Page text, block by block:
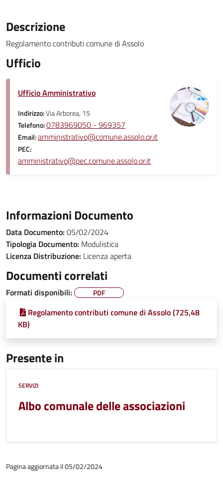
Descrizione
Regolamento contributi comune di Assolo
Ufficio
Ufficio Amministrativo
Indirizzo:Via Arborea, 15
Telefono:0783969050 - 969357
Email:amministrativo@comune.assolo.or.it
PEC:
amministrativo@pec.comune.assolo.or.it
Informazioni Documento
Data Documento: 05/02/2024
Tipologia Documento: Modulistica
Licenza Distribuzione: Licenza aperta
Documenti correlati
Formati disponibili: PDF
Regolamento contributi comune di Assolo (725,48
KB)
Presente in
SERVIZI
Albo comunale delle associazioni
Pagina aggiornata il 05/02/2024